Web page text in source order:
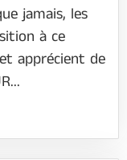
jamais, les
à ce
apprécient de